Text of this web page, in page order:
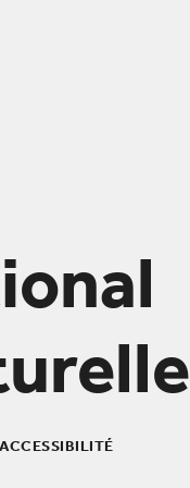
ACCESSIBILITÉ